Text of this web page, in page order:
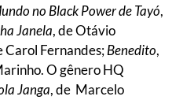
no Black Power de Tayó,
Janela, de Otávio
Carol Fernandes;Benedito,
O gênero HQ
Janga, de Marcelo